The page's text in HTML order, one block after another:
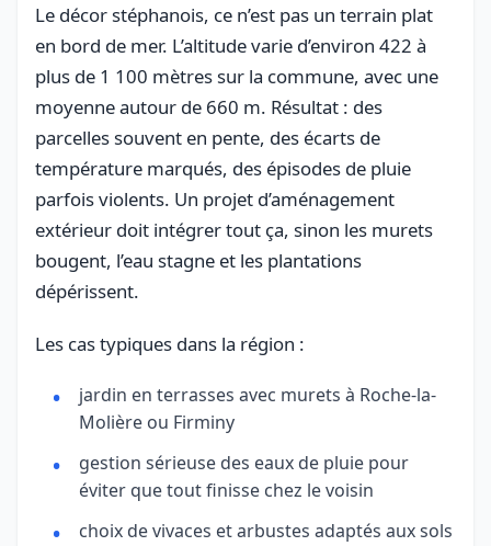
Le décor stéphanois, ce n’est pas un terrain plat
en bord de mer. L’altitude varie d’environ 422 à
plus de 1 100 mètres sur la commune, avec une
moyenne autour de 660 m. Résultat : des
parcelles souvent en pente, des écarts de
température marqués, des épisodes de pluie
parfois violents. Un projet d’aménagement
extérieur doit intégrer tout ça, sinon les murets
bougent, l’eau stagne et les plantations
dépérissent.
Les cas typiques dans la région :
jardin en terrasses avec murets à Roche-la-
Molière ou Firminy
gestion sérieuse des eaux de pluie pour
éviter que tout finisse chez le voisin
choix de vivaces et arbustes adaptés aux sols